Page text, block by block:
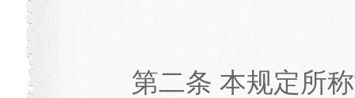
第二条 本规定所称